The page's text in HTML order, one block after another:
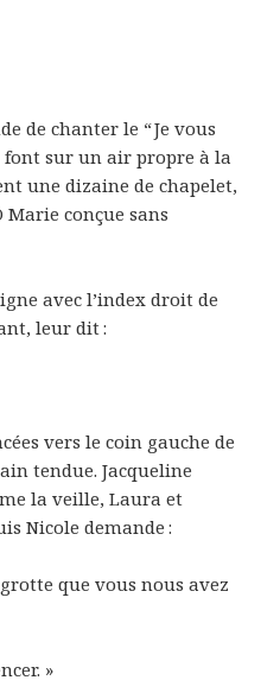
de chanter le “ Je vous
font sur un air propre à la
une dizaine de chapelet,
Marie conçue sans
avec l’index droit de
leur dit :
vers le coin gauche de
tendue. Jacqueline
la veille, Laura et
Nicole demande :
que vous nous avez
»